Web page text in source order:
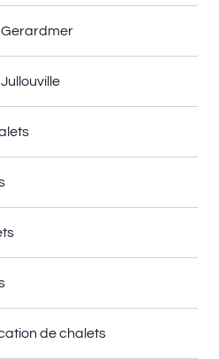
s'adapter à votre voyage ou vous
tout dans votre budget.
Gerardmer
de chalets